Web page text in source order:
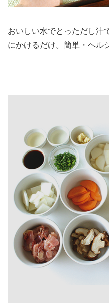
おいしい水でとっただし汁
にかけるだけ。簡単・ヘル